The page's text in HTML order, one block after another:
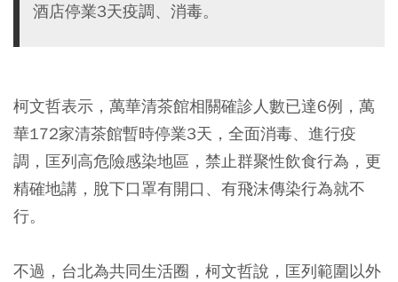
酒店停業3天疫調、消毒。
柯文哲表示，萬華清茶館相關確診人數已達6例，萬
華172家清茶館暫時停業3天，全面消毒、進行疫
調，匡列高危險感染地區，禁止群聚性飲食行為，更
精確地講，脫下口罩有開口、有飛沫傳染行為就不
行。
不過，台北為共同生活圈，柯文哲說，匡列範圍以外